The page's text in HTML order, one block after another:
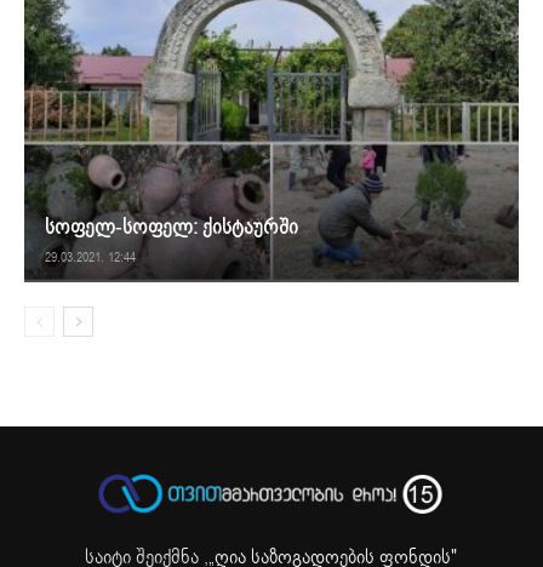
სოფელ-სოფელ: ქისტაურში
29.03.2021. 12:44
საიტი შეიქმნა ,„ღია საზოგადოების ფონდის"